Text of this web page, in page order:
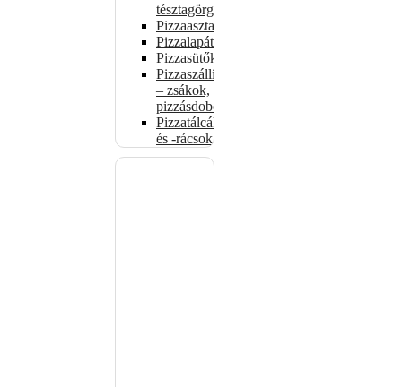
tésztagörgők
Pizzaasztalok
Pizzalapátok
Pizzasütők
Pizzaszállítás
– zsákok,
pizzásdobozok
Pizzatálcák
és -rácsok